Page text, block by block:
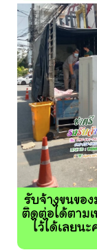
รับจ้างขนของ
ติดต่อได้ตาม
ไว้ได้เลยน